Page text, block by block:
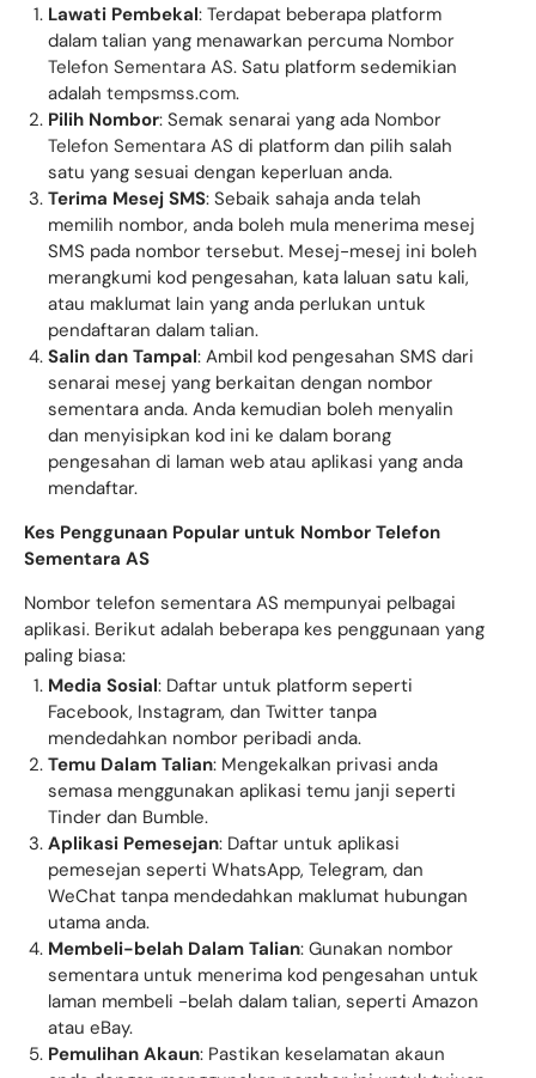
Lawati Pembekal: Terdapat beberapa platform
dalam talian yang menawarkan percuma Nombor
Telefon Sementara AS. Satu platform sedemikian
adalah tempsmss.com.
Pilih Nombor: Semak senarai yang ada Nombor
Telefon Sementara AS di platform dan pilih salah
satu yang sesuai dengan keperluan anda.
Terima Mesej SMS: Sebaik sahaja anda telah
memilih nombor, anda boleh mula menerima mesej
SMS pada nombor tersebut. Mesej-mesej ini boleh
merangkumi kod pengesahan, kata laluan satu kali,
atau maklumat lain yang anda perlukan untuk
pendaftaran dalam talian.
Salin dan Tampal: Ambil kod pengesahan SMS dari
senarai mesej yang berkaitan dengan nombor
sementara anda. Anda kemudian boleh menyalin
dan menyisipkan kod ini ke dalam borang
pengesahan di laman web atau aplikasi yang anda
mendaftar.
Kes Penggunaan Popular untuk Nombor Telefon
Sementara AS
Nombor telefon sementara AS mempunyai pelbagai
aplikasi. Berikut adalah beberapa kes penggunaan yang
paling biasa:
Media Sosial: Daftar untuk platform seperti
Facebook, Instagram, dan Twitter tanpa
mendedahkan nombor peribadi anda.
Temu Dalam Talian: Mengekalkan privasi anda
semasa menggunakan aplikasi temu janji seperti
Tinder dan Bumble.
Aplikasi Pemesejan: Daftar untuk aplikasi
pemesejan seperti WhatsApp, Telegram, dan
WeChat tanpa mendedahkan maklumat hubungan
utama anda.
Membeli-belah Dalam Talian: Gunakan nombor
sementara untuk menerima kod pengesahan untuk
laman membeli -belah dalam talian, seperti Amazon
atau eBay.
Pemulihan Akaun: Pastikan keselamatan akaun